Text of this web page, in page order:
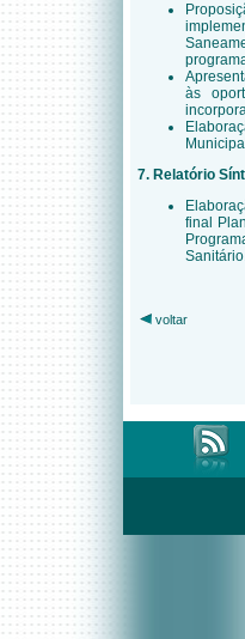
às
7. Relatório
final
voltar